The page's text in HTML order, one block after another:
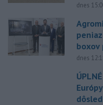
dnes
boxov
dnes